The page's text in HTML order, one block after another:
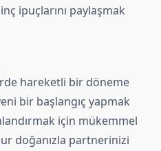
ipuçlarını paylaşmak
hareketli bir döneme
bir başlangıç yapmak
için mükemmel
doğanızla partnerinizi